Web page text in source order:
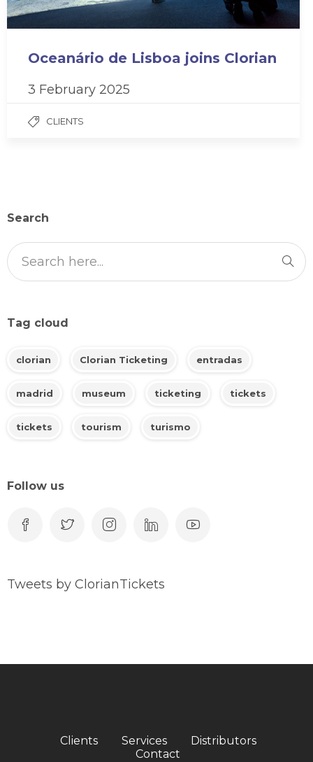
Oceanário de Lisboa joins Clorian
3 February 2025
CLIENTS
Search
Tag cloud
clorian Clorian Ticketing entradas
madrid museum ticketing tickets
tickets tourism turismo
Follow us
Tweets by ClorianTickets
Clients Services
Distributors
Contact